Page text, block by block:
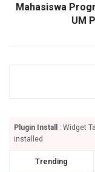
Mahasiswa
UM
Plugin Install
: Widget
installed
Trending